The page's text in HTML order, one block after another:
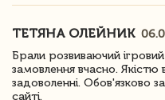
ТЕТЯНА ОЛЕЙНИК
Брали розвиваючий
замовлення вчасно.
задоволенні. Обов'язково
сайті.